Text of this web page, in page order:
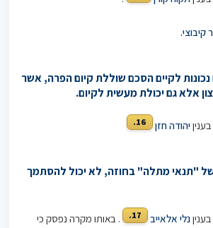
קיבוצי.
נכונות לקיים הסכם שוללת קיום הפרה, אשר
אלא גם יכולת מעשית לקיום.
יהודה חזן 16.
של "תנאי מתלה" בחוזה, לא יכול להסתמך
נלי אלאייב 17.
. באותו מקרה נפסק כי